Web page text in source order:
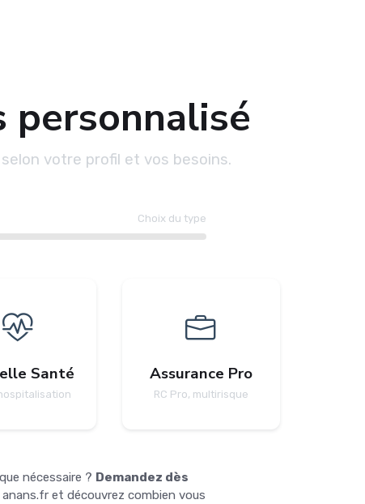
personnalisé
votre profil et vos besoins.
Choix du type
Santé Assurance Pro
RC Pro, multirisque
nécessaire ? Demandez dès
anans.fr et découvrez combien vous